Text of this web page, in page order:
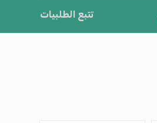
تتبع الطلبيات